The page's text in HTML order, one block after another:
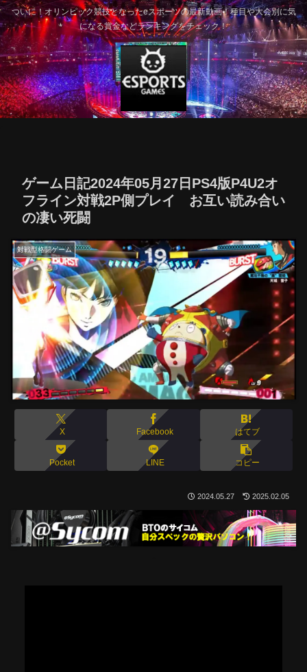
ついに！オリンピック競技となったeスポーツの最新動画！種目や大会別に気
になる賞金などランキングをチェック！
ゲーム日記2024年05月27日PS4版P4U2オ
フライン対戦2P側プレイ お互い読み合い
の凄い死闘
対戦型格闘ゲーム
X Facebook はてブ
Pocket LINE コピー
2024.05.27 2025.02.05